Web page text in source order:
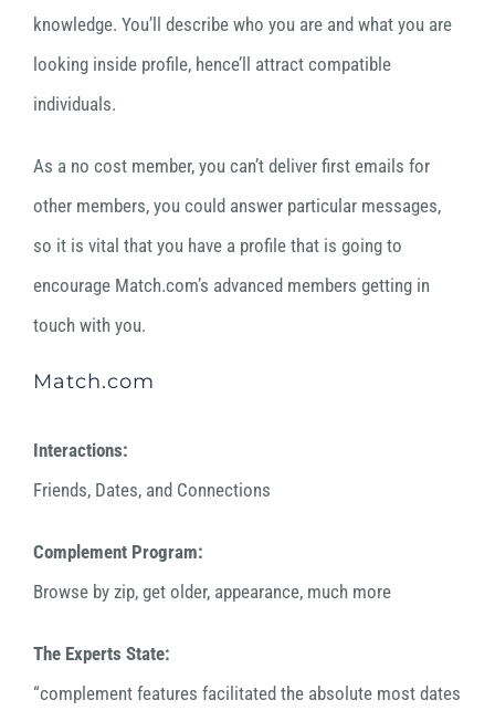
knowledge. You’ll describe who you are and what you are
looking inside profile, hence’ll attract compatible
individuals.
As a no cost member, you can’t deliver first emails for
other members, you could answer particular messages,
so it is vital that you have a profile that is going to
encourage Match.com’s advanced members getting in
touch with you.
Match.com
Interactions:
Friends, Dates, and Connections
Complement Program:
Browse by zip, get older, appearance, much more
The Experts State:
“complement features facilitated the absolute most dates